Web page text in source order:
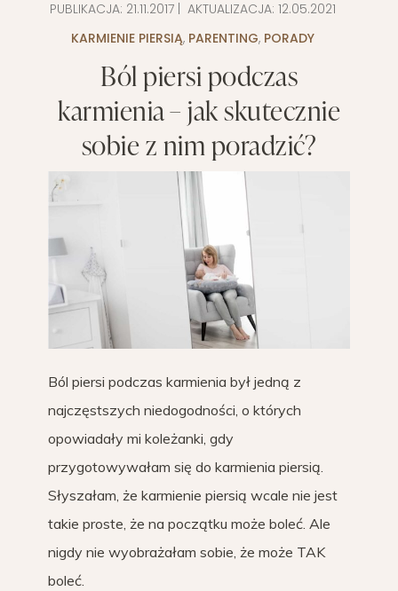
PUBLIKACJA: 21.11.2017| AKTUALIZACJA: 12.05.2021
KARMIENIE PIERSIĄ, PARENTING, PORADY
Ból piersi podczas
karmienia – jak skutecznie
sobie z nim poradzić?
Ból piersi podczas karmienia był jedną z
najczęstszych niedogodności, o których
opowiadały mi koleżanki, gdy
przygotowywałam się do karmienia piersią.
Słyszałam, że karmienie piersią wcale nie jest
takie proste, że na początku może boleć. Ale
nigdy nie wyobrażałam sobie, że może TAK
boleć.